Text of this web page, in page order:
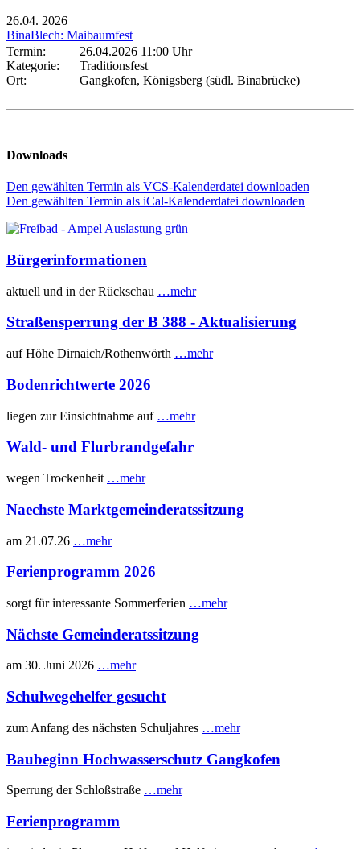
26.04. 2026
BinaBlech: Maibaumfest
Termin:
26.04.2026 11:00 Uhr
Kategorie:
Traditionsfest
Ort:
Gangkofen, Königsberg (südl. Binabrücke)
Downloads
Den gewählten Termin als VCS-Kalenderdatei downloaden
Den gewählten Termin als iCal-Kalenderdatei downloaden
Bürgerinformationen
aktuell und in der Rückschau …mehr
Straßensperrung der B 388 - Aktualisierung
auf Höhe Dirnaich/Rothenwörth …mehr
Bodenrichtwerte 2026
liegen zur Einsichtnahme auf …mehr
Wald- und Flurbrandgefahr
wegen Trockenheit …mehr
Naechste Marktgemeinderatssitzung
am 21.07.26 …mehr
Ferienprogramm 2026
sorgt für interessante Sommerferien …mehr
Nächste Gemeinderatssitzung
am 30. Juni 2026 …mehr
Schulwegehelfer gesucht
zum Anfang des nächsten Schuljahres …mehr
Baubeginn Hochwasserschutz Gangkofen
Sperrung der Schloßstraße …mehr
Ferienprogramm